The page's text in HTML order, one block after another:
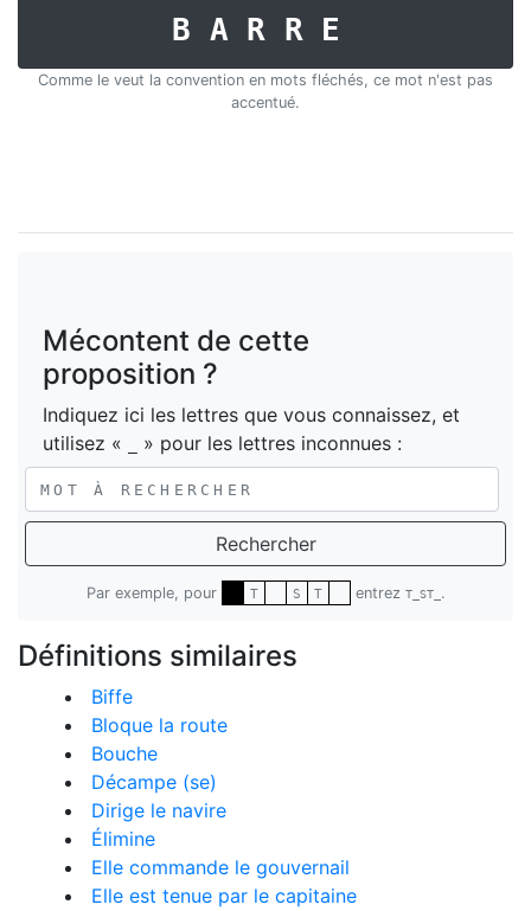
BARRE
Comme le veut la convention en mots fléchés, ce mot n'est pas
accentué.
Mécontent de cette
proposition ?
Indiquez ici les lettres que vous connaissez, et
utilisez «
» pour les lettres inconnues :
Rechercher
Par exemple, pour T S T entrez T_ST_ .
Définitions similaires
Biffe
Bloque la route
Bouche
Décampe (se)
Dirige le navire
Élimine
Elle commande le gouvernail
Elle est tenue par le capitaine